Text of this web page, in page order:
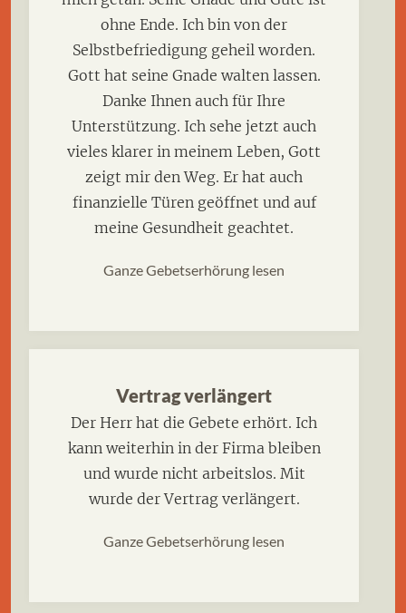
ohne Ende. Ich bin von der
Selbstbefriedigung geheil worden.
Gott hat seine Gnade walten lassen.
Danke Ihnen auch für Ihre
Unterstützung. Ich sehe jetzt auch
vieles klarer in meinem Leben, Gott
zeigt mir den Weg. Er hat auch
finanzielle Türen geöffnet und auf
meine Gesundheit geachtet.
Ganze Gebetserhörung lesen
Vertrag verlängert
Der Herr hat die Gebete erhört. Ich
kann weiterhin in der Firma bleiben
und wurde nicht arbeitslos. Mit
wurde der Vertrag verlängert.
Ganze Gebetserhörung lesen